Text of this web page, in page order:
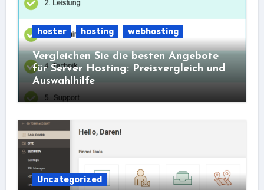
hoster hosting webhosting
Vergleichen Sie die besten Angebote
für Server Hosting: Preisvergleich und
Auswahlhilfe
Uncategorized